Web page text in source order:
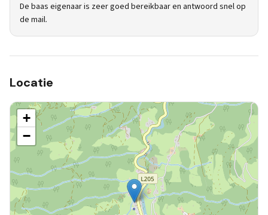
De baas eigenaar is zeer goed bereikbaar en antwoord snel op
de mail.
Locatie
+
−